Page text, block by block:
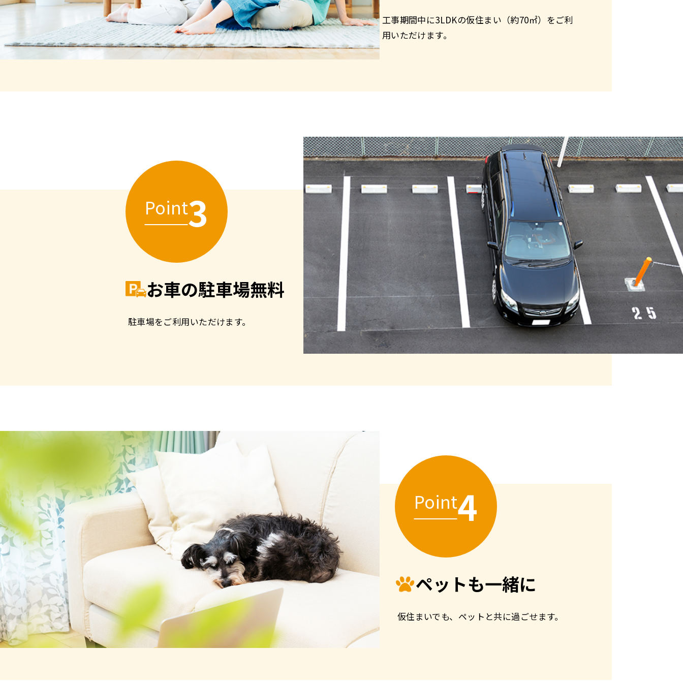
工事期間中に3LDKの仮住まい（約70㎡）をご利
用いただけます。
Point3
お車の駐車場無料
駐車場をご利用いただけます。
Point4
ペットも一緒に
仮住まいでも、ペットと共に過ごせます。